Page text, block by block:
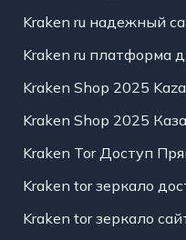
Kraken ru надежный
Kraken ru платформа
Kraken Shop 2025
Kraken Shop 2025
Kraken Tor Доступ
Kraken tor зеркало
Kraken tor зеркало